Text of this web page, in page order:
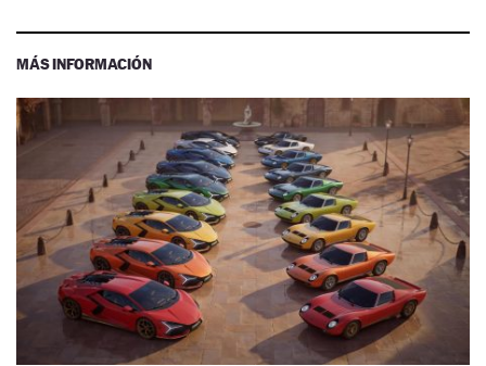
MÁS INFORMACIÓN